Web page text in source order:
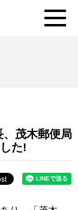
、茂木郵便局
た!